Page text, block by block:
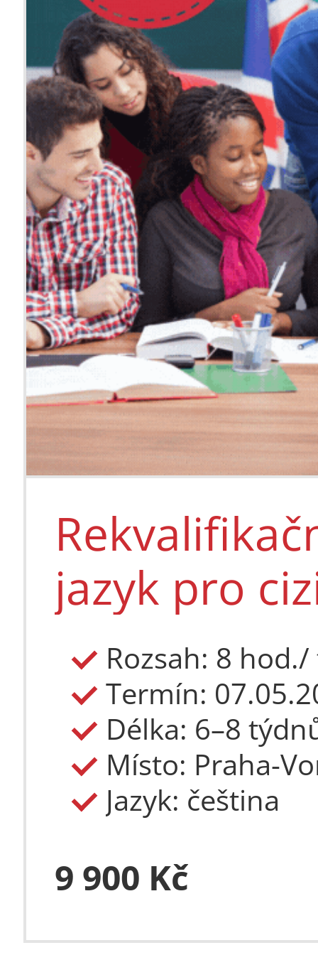
Místo:
Jazyk: čeština
27 500 Kč
1 180 €
cizince (8
Rozsah: 25
Délka: 8
Místo:
Jazyk: čeština
jazyk pro
Rozsah: 8
Délka: 6–8
Místo: Praha-
Jazyk: čeština
9 900 Kč